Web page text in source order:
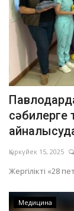
сәбилерге
Қыркүйек 15, 2025
Жергілікті «28
Медицина